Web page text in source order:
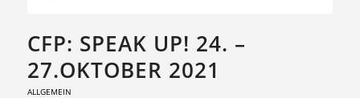
CFP: SPEAK UP! 24. –
27.OKTOBER 2021
ALLGEMEIN